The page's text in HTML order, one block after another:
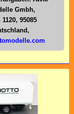
Gmbh,
95085
and,